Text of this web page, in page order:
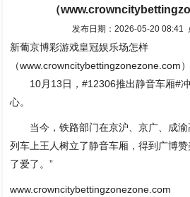
（
发布日期：2026-05-20 08:41
新葡京博彩游戏皇冠娱乐场怎样
（www.crowncitybettingzonezone.com）
10月13日，#12306推出静音车厢#冲
心。
当今，铁路部门在京沪、京广、成渝
列车上王人树立了静音车厢，得到广博
了爱了。”
www.crowncitybettingzonezone.com